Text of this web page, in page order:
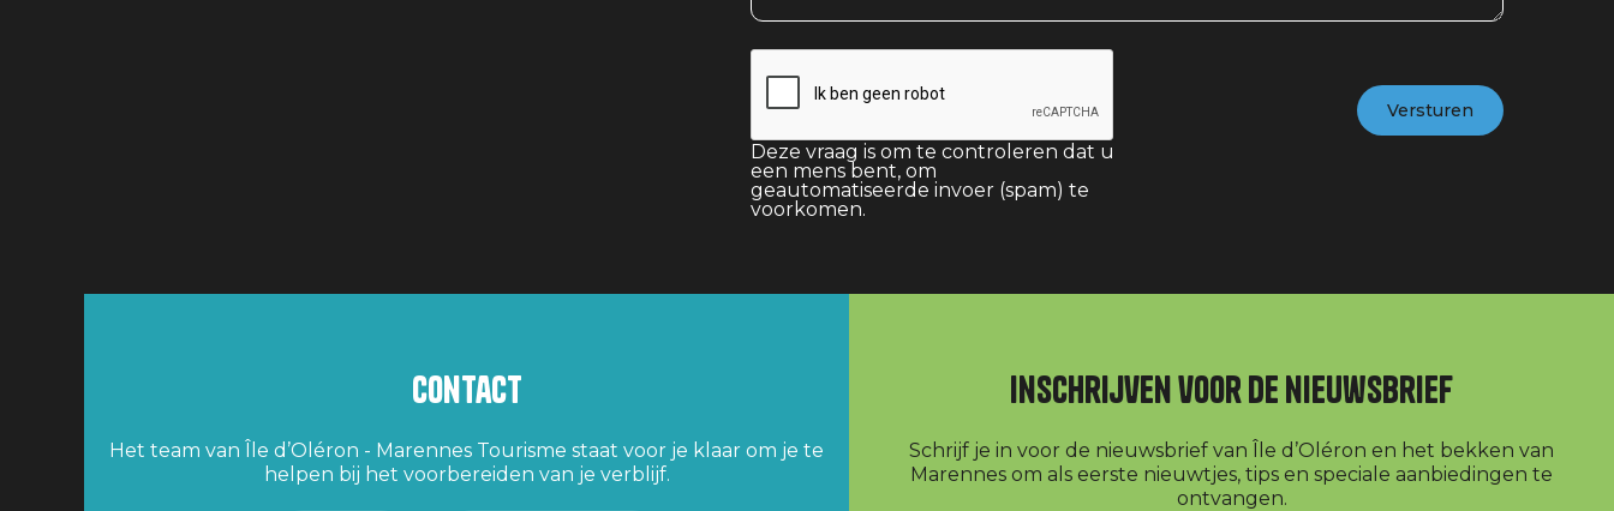
Deze vraag is om te controleren dat u
een mens bent, om
geautomatiseerde invoer (spam) te
voorkomen.
Contact
Het team van Île d’Oléron - Marennes Tourisme staat voor je klaar om je te
helpen bij het voorbereiden van je verblijf.
Inschrijven voor de nieuwsbrief
Schrijf je in voor de nieuwsbrief van Île d’Oléron en het bekken van
Marennes om als eerste nieuwtjes, tips en speciale aanbiedingen te
ontvangen.